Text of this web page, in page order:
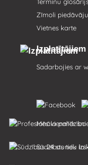
Zīmoli
Vietnes karte
Izplatītājiem
Sadarbojies ar
Mēs vienmēr
Sūdzības tiek